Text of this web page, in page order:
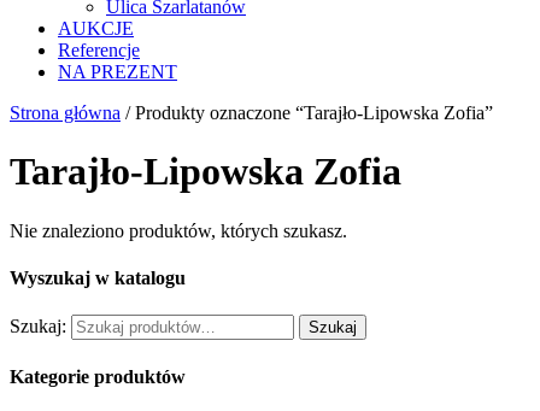
Ulica Szarlatanów
AUKCJE
Referencje
NA PREZENT
Strona główna / Produkty oznaczone “Tarajło-Lipowska Zofia”
Tarajło-Lipowska Zofia
Nie znaleziono produktów, których szukasz.
Wyszukaj w katalogu
Szukaj: Szukaj
Kategorie produktów